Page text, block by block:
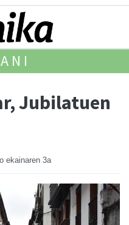
Jubilatuen
ekainaren 3a